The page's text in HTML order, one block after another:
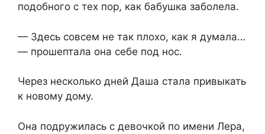
подобного с тех пор, как бабушка заболела.
— Здесь совсем не так плохо, как я думала…
— прошептала она себе под нос.
Через несколько дней Даша стала привыкать
к⁨ новому дому.
Она подружилась с девочкой по имени Лера,⁨